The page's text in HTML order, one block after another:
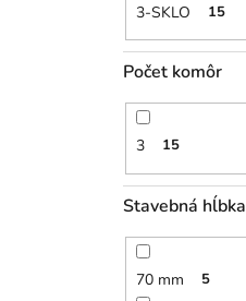
3-SKLO 15
Počet komôr
3 15
Stavebná hĺbka
70 mm 5